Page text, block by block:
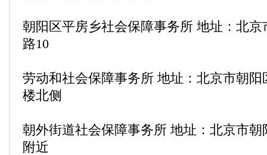
朝阳区平房乡社会保障事务所 地址：北
路10
劳动和社会保障事务所 地址：北京市朝阳
楼北侧
朝外街道社会保障事务所 地址：北京市
附近